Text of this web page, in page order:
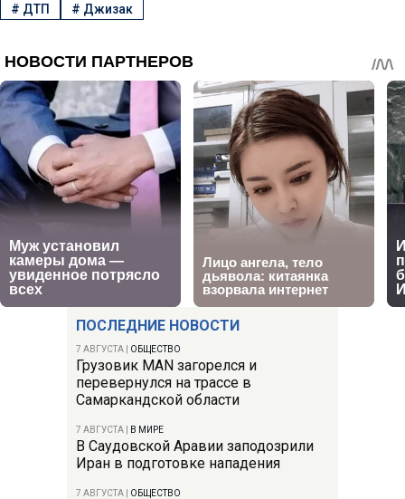
ПОСЛЕДНИЕ НОВОСТИ
7 АВГУСТА ОБЩЕСТВО
Грузовик MAN загорелся и
перевернулся на трассе в
Самаркандской области
7 АВГУСТА В МИРЕ
В Саудовской Аравии заподозрили
Иран в подготовке нападения
7 АВГУСТА ОБЩЕСТВО
# ДТП # Джизак